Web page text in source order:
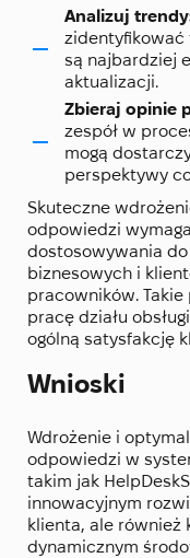
Analizuj
zidentyfikować
są najbardziej
aktualizacji.
Zbieraj opinie
zespół w
mogą
perspektywy
Skuteczne
odpowiedzi
dostosowywania
biznesowych i
pracowników.
pracę działu
ogólną satysfakcję
Wnioski
Wdrożenie i
odpowiedzi w
takim jak
innowacyjnym
klienta, ale również
dynamicznym